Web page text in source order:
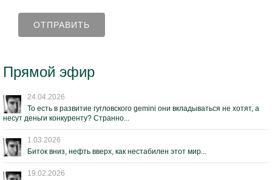
Прямой эфир
24.04.2026
То есть в развитие гугловского gemini они вкладываться не хотят, а
несут деньги конкуренту? Странно...
1.03.2026
Биток вниз, нефть вверх, как нестабилен этот мир...
19.02.2026